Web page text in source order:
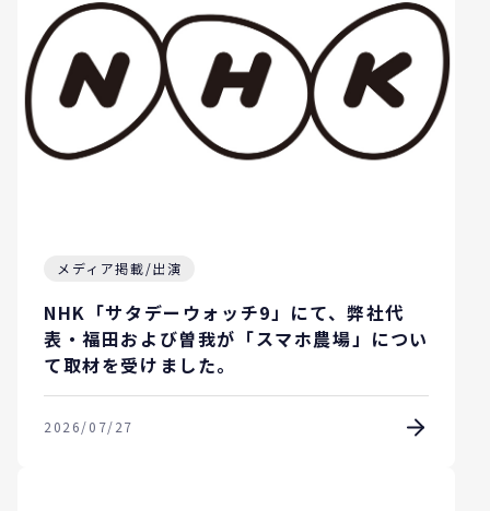
メディア掲載/出演
NHK「サタデーウォッチ9」にて、弊社代
表・福田および曽我が「スマホ農場」につい
て取材を受けました。
2026/07/27